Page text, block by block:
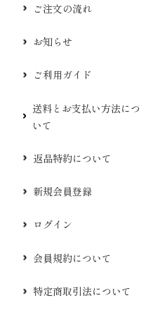
ご注文の流れ
お知らせ
ご利用ガイド
送料とお支払い方法につ
いて
返品特約について
新規会員登録
ログイン
会員規約について
特定商取引法について